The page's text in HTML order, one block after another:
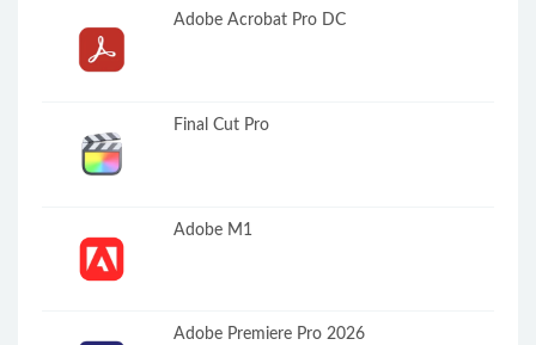
Adobe Acrobat Pro DC
Final Cut Pro
Adobe M1
Adobe Premiere Pro 2026